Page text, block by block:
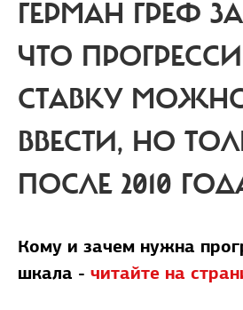
ГЕРМАН ГРЕФ
ЧТО
СТАВКУ
ВВЕСТИ, НО
ПОСЛЕ 2010
Кому и зачем нужна
шкала - читайте на